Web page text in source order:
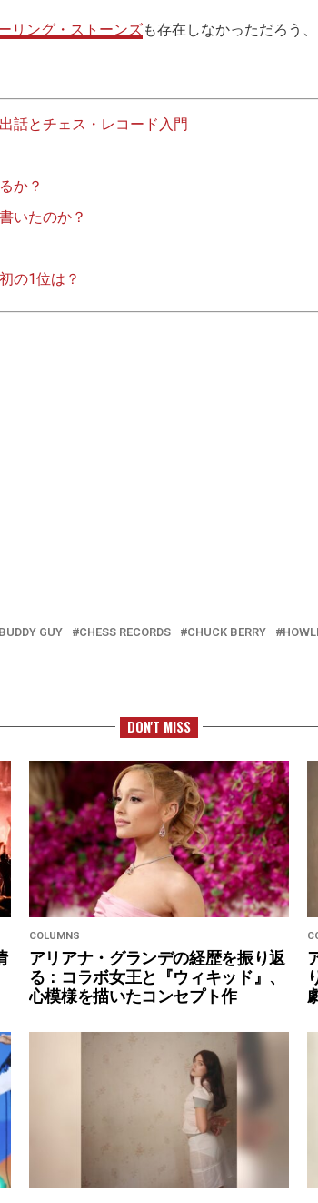
リング・ストーンズも存在しなかっただろう
話とチェス・レコード入門
か？
いたのか？
の1位は？
BUDDY GUY CHESS RECORDS CHUCK BERRY
DON'T MISS
COLUMNS
アリアナ・グランデの経歴を振り返
る：コラボ女王と『ウィキッド』、
心模様を描いたコンセプト作